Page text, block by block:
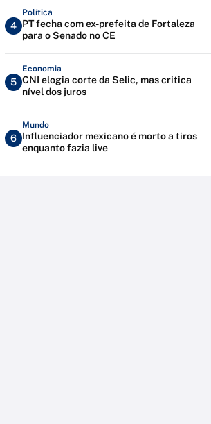
4
Política
PT fecha com ex-prefeita de Fortaleza
para o Senado no CE
5
Economia
CNI elogia corte da Selic, mas critica
nível dos juros
6
Mundo
Influenciador mexicano é morto a tiros
enquanto fazia live